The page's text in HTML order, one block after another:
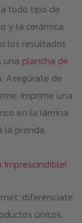
todo tipo de
y la cerámica.
los resultados
una plancha de
Asegúrate de
Imprime una
en la lámina
la prenda
diferénciate
únicos.